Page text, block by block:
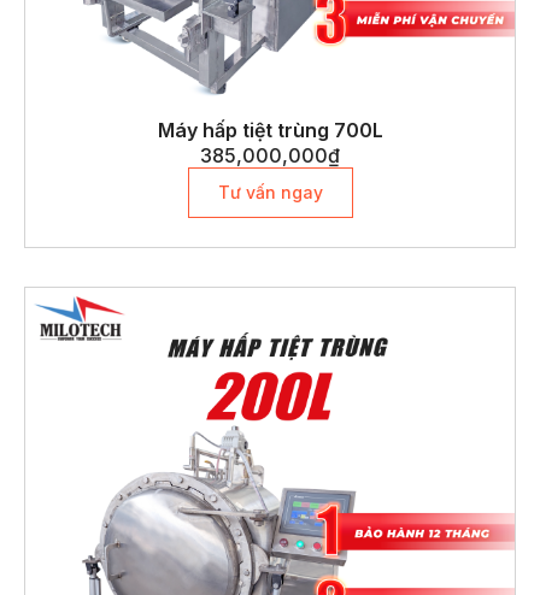
Máy hấp tiệt trùng 700L
385,000,000₫
Tư vấn ngay